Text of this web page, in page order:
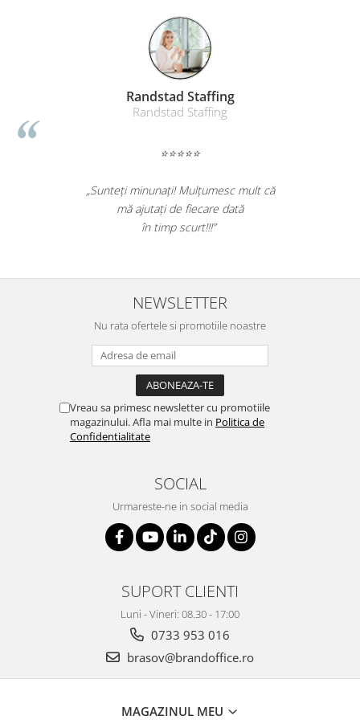
Casti
Tehnica si mobilier pentru birou
Calculatoare de birou
Distrugatoare documente
Cosuri de gunoi pentru birou
Scaune, birouri si produse
Masini de legat, indosariat si
accesorii
Protocol si HORECA
Bucatarie si servire
Seturi si accesorii pentru vin
Randstad Staffing
Randstad Staffing
⭐⭐⭐⭐⭐
„Sunteți minunați! Mulțumesc mult că
mă ajutați de fiecare dată
în timp scurt!!!”
NEWSLETTER
Nu rata ofertele si promotiile noastre
Vreau sa primesc newsletter cu promotiile
magazinului. Afla mai multe in Politica de
Confidentialitate
SOCIAL
Urmareste-ne in social media
SUPORT CLIENTI
Luni - Vineri: 08.30 - 17:00
0733 953 016
brasov@brandoffice.ro
MAGAZINUL MEU